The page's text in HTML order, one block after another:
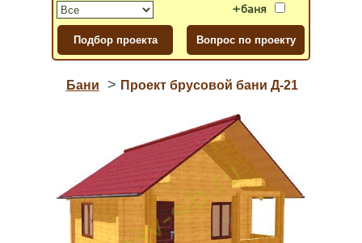
+баня
Бани > Проект брусовой бани Д-21